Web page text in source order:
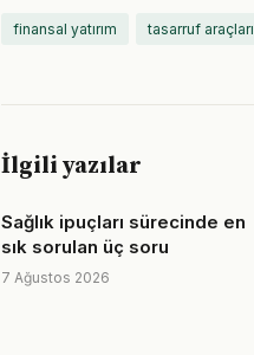
finansal yatırım tasarruf araçları
İlgili yazılar
Sağlık ipuçları sürecinde en
sık sorulan üç soru
7 Ağustos 2026